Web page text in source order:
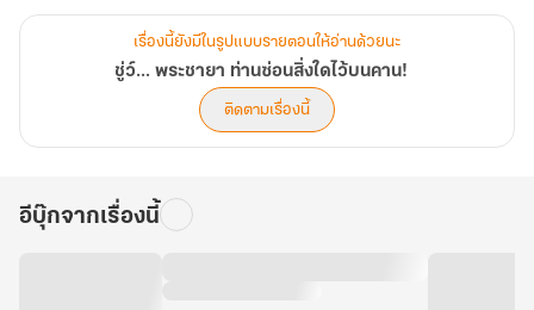
ทั้งในอ้อมแขนมีทารกน้อย ที่นางได้ฝากฝังไว้กับ ‘ฮวาเหยียน’
ก่อนที่นางจะกินยาฆ่าตัวตายสลายไปต่อหน้าต่อตา…
“นับจากนี้ท่านคือมารดาของเด็กคนนี้ ท่านคือมู่อันเหยียน ธิดาของท่าน
เรื่องนี้ยังมีในรูปแบบรายตอนให้อ่านด้วยนะ
ชู่ว์... พระชายา ท่านซ่อนสิ่งใดไว้บนคาน!
ติดตามเรื่องนี้
อีบุ๊กจากเรื่องนี้